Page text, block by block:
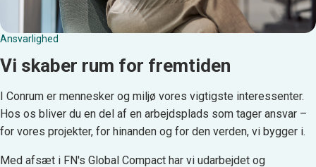
Ansvarlighed
Vi skaber rum for fremtiden
I Conrum er mennesker og miljø vores vigtigste interessenter.
Hos os bliver du en del af en arbejdsplads som tager ansvar –
for vores projekter, for hinanden og for den verden, vi bygger i.
Med afsæt i FN's Global Compact har vi udarbejdet og